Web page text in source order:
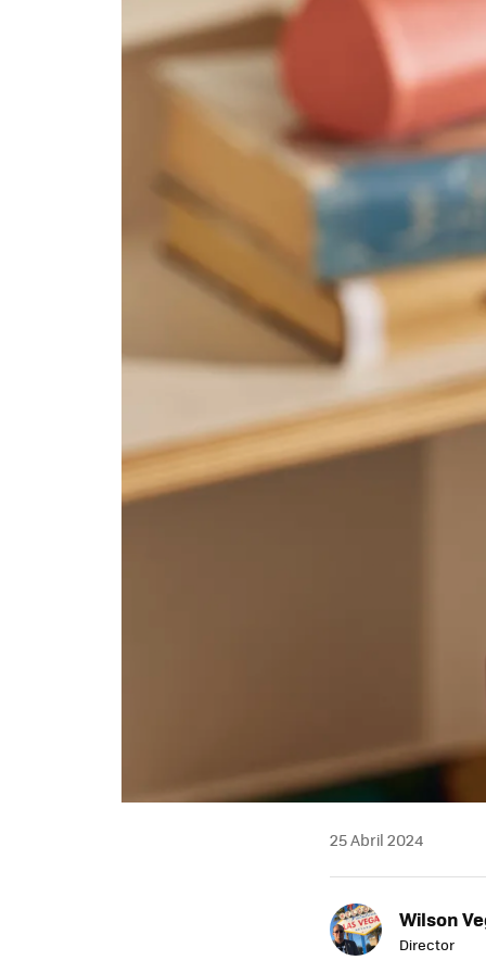
25 Abril 2024
Wilson
Director